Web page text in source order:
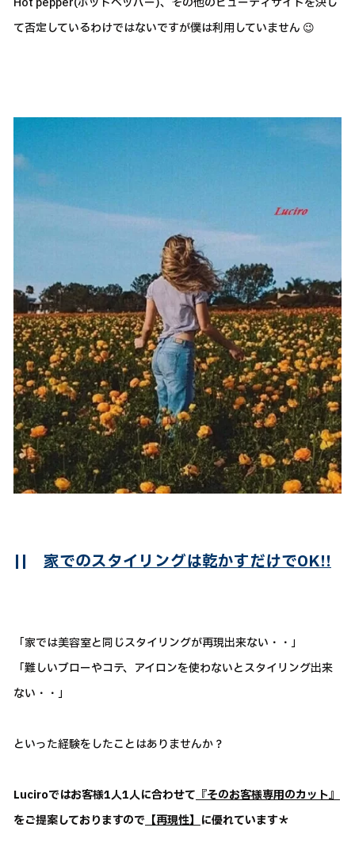
て否定しているわけではないですが僕は利用していません 😉
|| 家でのスタイリングは乾かすだけでOK!!
「家では美容室と同じスタイリングが再現出来ない・・」
「難しいブローやコテ、アイロンを使わないとスタイリング出来
ない・・」
といった経験をしたことはありませんか？
Luciroではお客様1人1人に合わせて『そのお客様専用のカット』
をご提案しておりますので【再現性】に優れています＊